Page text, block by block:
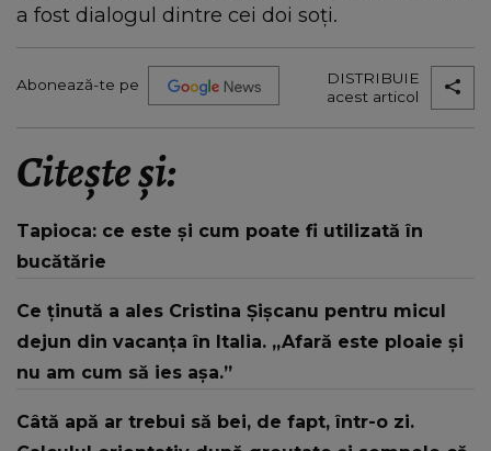
a fost dialogul dintre cei doi soți.
Abonează-te pe
DISTRIBUIE
acest articol
Citește și:
Tapioca: ce este și cum poate fi utilizată în
bucătărie
Ce ținută a ales Cristina Șișcanu pentru micul
dejun din vacanța în Italia. „Afară este ploaie și
nu am cum să ies așa.”
Câtă apă ar trebui să bei, de fapt, într-o zi.